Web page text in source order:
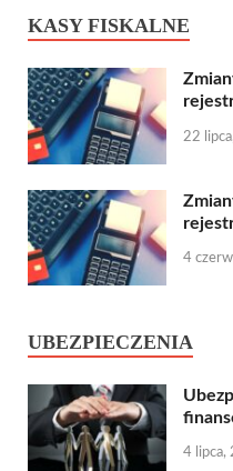
KASY FISKALNE
22
4
UBEZPIECZENIA
4 lipca,